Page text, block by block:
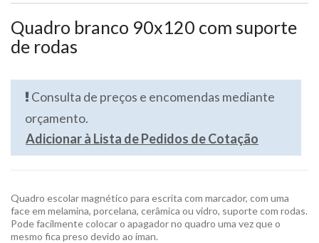
Quadro branco 90x120 com suporte
de rodas
Consulta de preços e encomendas mediante
orçamento.
Adicionar à Lista de Pedidos de Cotação
Quadro escolar magnético para escrita com marcador, com uma
face em melamina, porcelana, cerâmica ou vidro, suporte com rodas.
Pode facilmente colocar o apagador no quadro uma vez que o
mesmo fica preso devido ao íman.